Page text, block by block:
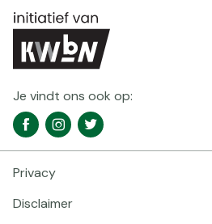
Je vindt ons ook op:
Social
media
FacebookInstagramTwitter
Footer
navigatie
Privacy
Disclaimer